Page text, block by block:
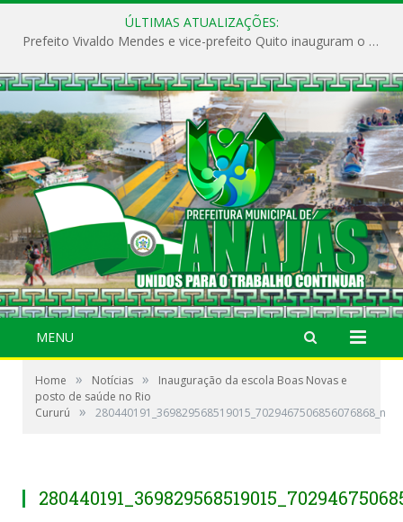
ÚLTIMAS ATUALIZAÇÕES:
Prefeito Vivaldo Mendes e vice-prefeito Quito inauguram o CAPS e fortalecem a saúde pública em Anajás.
MENU
Home » Notícias »
Inauguração da escola Boas Novas e
posto de saúde no Rio
Cururú
» 280440191_369829568519015_7029467506856076868_n